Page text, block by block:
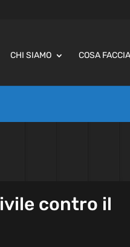
CHI SIAMO COSA
contro il